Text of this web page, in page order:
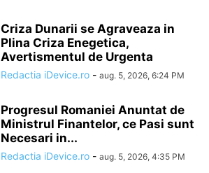
Criza Dunarii se Agraveaza in
Plina Criza Enegetica,
Avertismentul de Urgenta
Redactia iDevice.ro - aug. 5, 2026, 6:24 PM
Progresul Romaniei Anuntat de
Ministrul Finantelor, ce Pasi sunt
Necesari in...
Redactia iDevice.ro - aug. 5, 2026, 4:35 PM